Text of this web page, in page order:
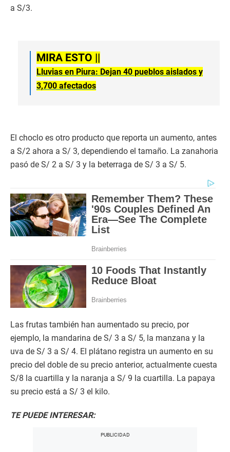
a S/3.
MIRA ESTO ||
Lluvias en Piura: Dejan 40 pueblos aislados y
3,700 afectados
El choclo es otro producto que reporta un aumento, antes
a S/2 ahora a S/ 3, dependiendo el tamaño. La zanahoria
pasó de S/ 2 a S/ 3 y la beterraga de S/ 3 a S/ 5.
Las frutas también han aumentado su precio, por
ejemplo, la mandarina de S/ 3 a S/ 5, la manzana y la
uva de S/ 3 a S/ 4. El plátano registra un aumento en su
precio del doble de su precio anterior, actualmente cuesta
S/8 la cuartilla y la naranja a S/ 9 la cuartilla. La papaya
su precio está a S/ 3 el kilo.
TE PUEDE INTERESAR: